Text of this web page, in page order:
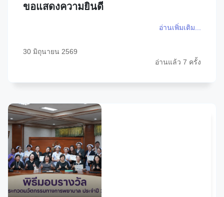
ขอแสดงความยินดี
อ่านเพิ่มเติม...
30 มิถุนายน 2569
อ่านแล้ว 7 ครั้ง